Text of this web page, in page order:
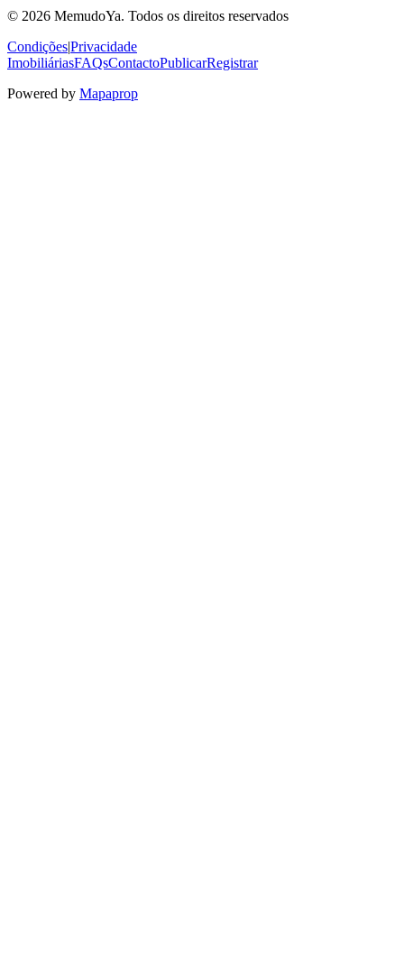
© 2026 MemudoYa. Todos os direitos reservados
Condições|Privacidade
ImobiliáriasFAQsContactoPublicarRegistrar
Powered by Mapaprop